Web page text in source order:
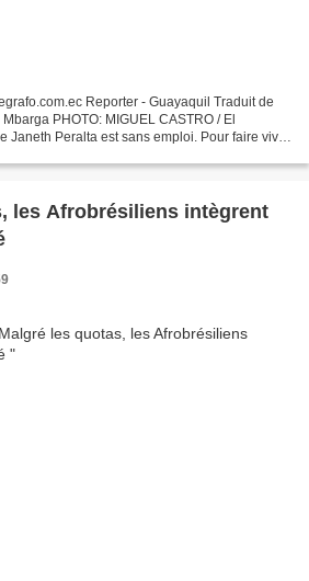
Reporter - Guayaquil Traduit de
PHOTO: MIGUEL CASTRO / El
Janeth Peralta est sans emploi. Pour faire vivre
les Afrobrésiliens intègrent